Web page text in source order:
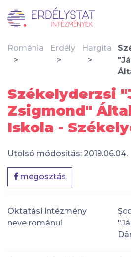
Románia Erdély Hargita
Székelyderzsi
Zsigmond"
Iskola -
Utolsó módosítás: 2019.06.04.
megosztás
Oktatási intézmény
neve románul